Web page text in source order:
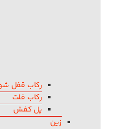
رکاب قفل شو
رکاب فلت
پل کفش
زین